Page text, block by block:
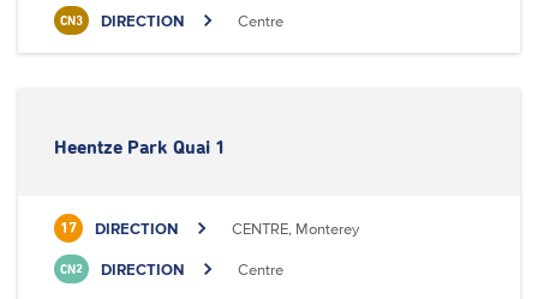
CN3 DIRECTION Centre
Heentze Park Quai 1
17 DIRECTION CENTRE, Monterey
CN2 DIRECTION Centre